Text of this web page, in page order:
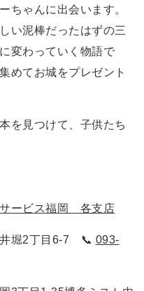
ちゃんに出会います。
い泥棒だったはずの三
変わっていく物語で
めてお城をプレゼント
を見つけて、子供たち
ービス福岡 各支店
井堀2丁目6-7 📞 093-